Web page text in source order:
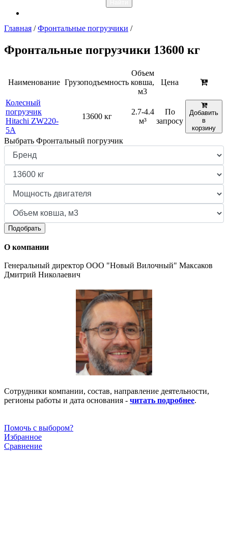
Главная /Фронтальные погрузчики /
Фронтальные погрузчики 13600 кг
Наименование Грузоподъемность
Объем
ковша,
м3
Цена
Колесный
погрузчик
Hitachi ZW220-
5A
13600 кг
2.7-4.4
м³
По
запросу
Добавить
в
корзину
Выбрать Фронтальный погрузчик
Подобрать
О компании
Генеральный директор ООО "Новый Вилочный" Максаков
Дмитрий Николаевич
Сотрудники компании, состав, направление деятельности,
регионы работы и дата основания - читать подробнее.
Помочь с выбором?
Избранное
Сравнение